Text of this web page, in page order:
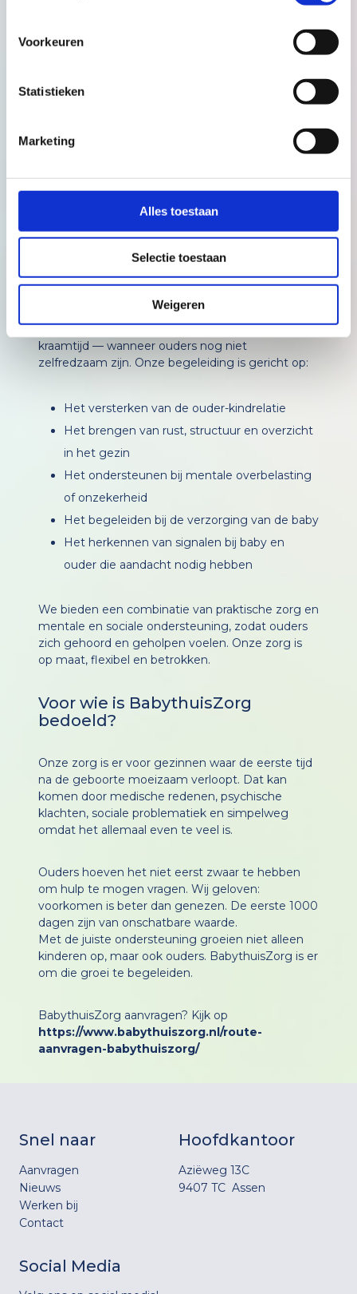
Voorkeuren
Statistieken
Marketing
Alles toestaan
Selectie toestaan
Weigeren
Wat als het allemaal even te veel
is?
Slaapgebrek, mentale druk, een baby die veel huilt
of een moeizame bevalling. Het komt vaak voor
dat ouders overweldigd raken, een teken van de
enorme impact die het ouderschap kan hebben.
wachten te lang. BabythuisZorg biedt
laagdrempelige ondersteuning, precies daar waar
het nodig is: thuis, bij het gezin, afgestemd op de
eerste 1000 dagen?
BabythuisZorg biedt ondersteuning ná de
kraamtijd — wanneer ouders nog niet
zelfredzaam zijn. Onze begeleiding is gericht op:
Het versterken van de ouder-kindrelatie
Het brengen van rust, structuur en overzicht
in het gezin
Het ondersteunen bij mentale overbelasting
of onzekerheid
Het begeleiden bij de verzorging van de baby
Het herkennen van signalen bij baby en
ouder die aandacht nodig hebben
We bieden een combinatie van praktische zorg en
mentale en sociale ondersteuning, zodat ouders
zich gehoord en geholpen voelen. Onze zorg is
op maat, flexibel en betrokken.
Voor wie is BabythuisZorg
bedoeld?
Onze zorg is er voor gezinnen waar de eerste tijd
na de geboorte moeizaam verloopt. Dat kan
komen door medische redenen, psychische
klachten, sociale problematiek en simpelweg
omdat het allemaal even te veel is.
Ouders hoeven het niet eerst zwaar te hebben
om hulp te mogen vragen. Wij geloven:
voorkomen is beter dan genezen. De eerste 1000
dagen zijn van onschatbare waarde.
Met de juiste ondersteuning groeien niet alleen
kinderen op, maar ook ouders. BabythuisZorg is er
om die groei te begeleiden.
BabythuisZorg aanvragen? Kijk op
https://www.babythuiszorg.nl/route-
aanvragen-babythuiszorg/
Snel naar
Aanvragen
Nieuws
Werken bij
Contact
Hoofdkantoor
Aziëweg 13C
9407 TC Assen
Social Media